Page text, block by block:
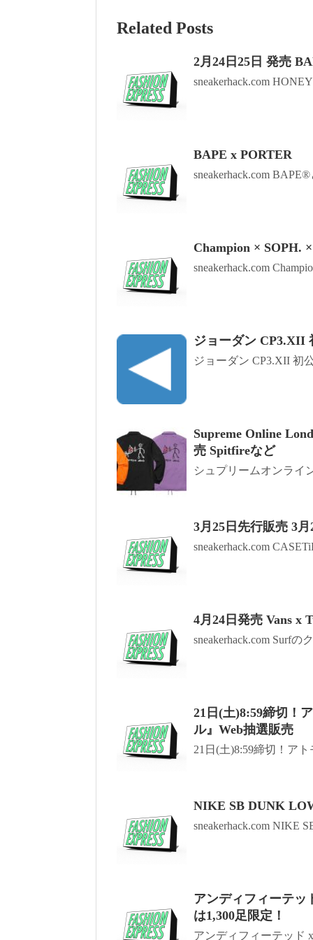
Related Posts
2月24日25日 発売
sneakerhack.com
BAPE x PORTER
sneakerhack.com
Champion × SOPH.
sneakerhack.com
ジョーダン CP3.XII
ジョーダン CP3.XII 初
Supreme Online
売 Spitfireなど
シュプリームオンライ
3月25日先行販売 3
sneakerhack.com
4月24日発売 Vans x
sneakerhack.com Surfの
21日(土)8:59締切！
ル』Web抽選販売
21日(土)8:59締切！ア
NIKE SB DUNK
sneakerhack.com NIKE
アンディフィーテッ
は1,300足限定！
アンディフィーテッド